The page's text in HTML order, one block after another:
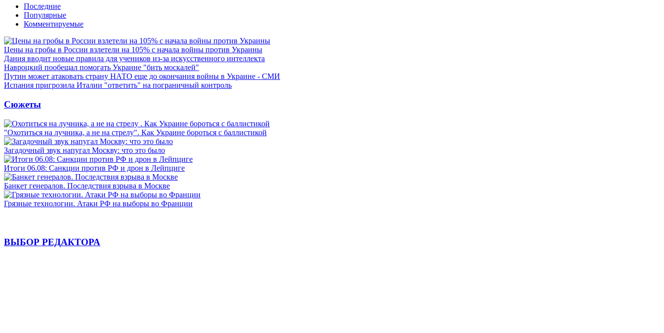
Последние
Популярные
Комментируемые
Цены на гробы в России взлетели на 105% с начала войны против Украины
Дания вводит новые правила для учеников из-за искусственного интеллекта
Навроцкий пообещал помогать Украине "бить москалей"
Путин может атаковать страну НАТО еще до окончания войны в Украине - СМИ
Испания пригрозила Италии "ответить" на пограничный контроль
Сюжеты
"Охотиться на лучника, а не на стрелу". Как Украине бороться с баллистикой
Загадочный звук напугал Москву: что это было
Итоги 06.08: Санкции против РФ и дрон в Лейпциге
Банкет генералов. Последствия взрыва в Москве
Грязные технологии. Атаки РФ на выборы во Франции
ВЫБОР РЕДАКТОРА